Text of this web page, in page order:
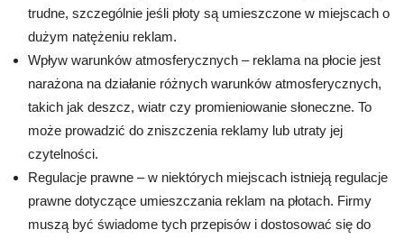
trudne, szczególnie jeśli płoty są umieszczone w miejscach o
dużym natężeniu reklam.
Wpływ warunków atmosferycznych – reklama na płocie jest
narażona na działanie różnych warunków atmosferycznych,
takich jak deszcz, wiatr czy promieniowanie słoneczne. To
może prowadzić do zniszczenia reklamy lub utraty jej
czytelności.
Regulacje prawne – w niektórych miejscach istnieją regulacje
prawne dotyczące umieszczania reklam na płotach. Firmy
muszą być świadome tych przepisów i dostosować się do